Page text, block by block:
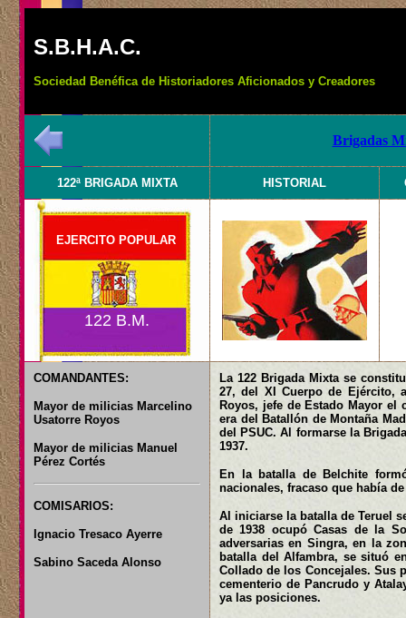
S.B.H.A.C.
Sociedad Benéfica de Historiadores Aficionados y Creadores
Brigadas
122ª BRIGADA MIXTA HISTORIAL
EJERCITO POPULAR
122 B.M.
COMANDANTES:
Mayor de milicias Marcelino
Usatorre Royos
Mayor de milicias Manuel
Pérez Cortés
COMISARIOS:
Ignacio Tresaco Ayerre
Sabino Saceda Alonso
La 122 Brigada Mixta se
27, del XI Cuerpo de Ejército,
Royos, jefe de Estado Mayor el
era del Batallón de Montaña
del PSUC. Al formarse la
1937.
En la batalla de Belchite
nacionales, fracaso que había
Al iniciarse la batalla de Teruel
de 1938 ocupó Casas de la
adversarias en Singra, en la
batalla del Alfambra, se situó
Collado de los Concejales. Sus
cementerio de Pancrudo y
ya las posiciones.